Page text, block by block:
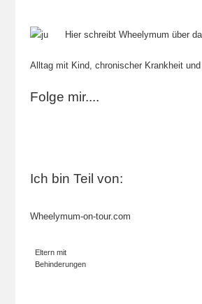
Hier schreibt Wheelymum über
Alltag mit Kind, chronischer Krankheit
Folge mir....
Ich bin Teil von:
Wheelymum-on-tour.com
Eltern mit
Behinderungen